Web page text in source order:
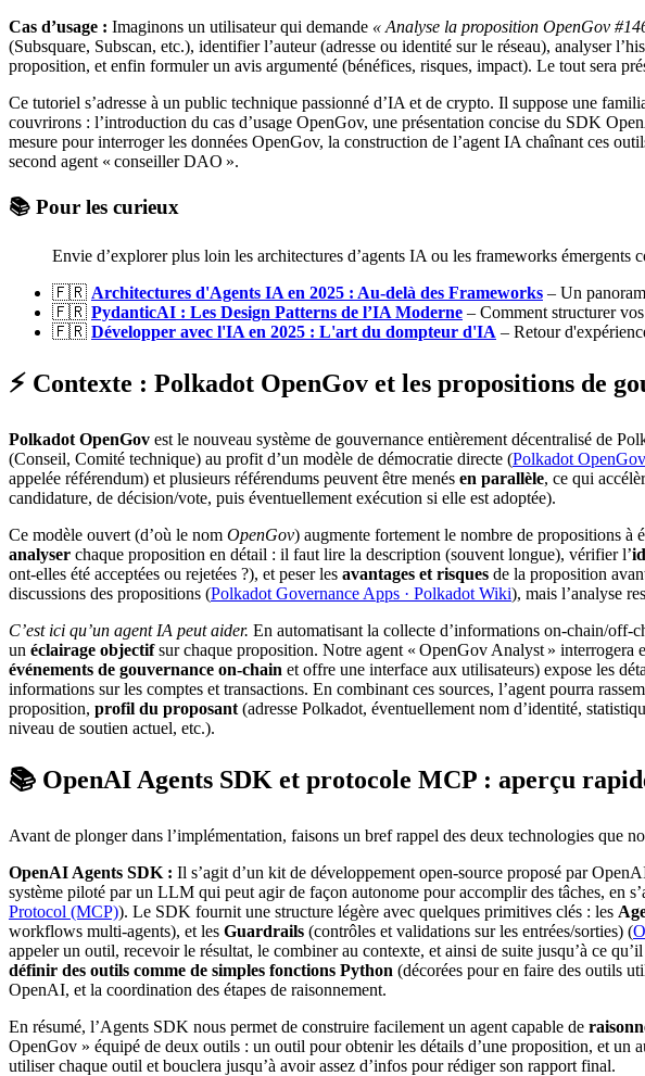
Cas d’usage : Imaginons un utilisateur qui demande « Analyse la proposition OpenGov
(Subsquare, Subscan, etc.), identifier l’auteur (adresse ou identité sur le réseau), analyser
proposition, et enfin formuler un avis argumenté (bénéfices, risques, impact). Le tout sera
Ce tutoriel s’adresse à un public technique passionné d’IA et de crypto. Il suppose une
couvrirons : l’introduction du cas d’usage OpenGov, une présentation concise du SDK
mesure pour interroger les données OpenGov, la construction de l’agent IA chaînant ces
second agent « conseiller DAO ».
📚 Pour les curieux
Envie d’explorer plus loin les architectures d’agents IA ou les frameworks
🇫🇷 Architectures d'Agents IA en 2025 : Au-delà des Frameworks – Un
🇫🇷 PydanticAI : Les Design Patterns de l’IA Moderne – Comment structurer
🇫🇷 Développer avec l'IA en 2025 : L'art du dompteur d'IA – Retour
⚡️ Contexte : Polkadot OpenGov et les propositions de
Polkadot OpenGov est le nouveau système de gouvernance entièrement décentralisé de
(Conseil, Comité technique) au profit d’un modèle de démocratie directe (Polkadot
appelée référendum) et plusieurs référendums peuvent être menés en parallèle, ce qui
candidature, de décision/vote, puis éventuellement exécution si elle est adoptée).
Ce modèle ouvert (d’où le nom OpenGov) augmente fortement le nombre de propositions
analyser chaque proposition en détail : il faut lire la description (souvent longue), vérifier l’
ont-elles été acceptées ou rejetées ?), et peser les avantages et risques de la proposition
discussions des propositions (Polkadot Governance Apps · Polkadot Wiki), mais l’analyse
C’est ici qu’un agent IA peut aider. En automatisant la collecte d’informations on-chain/off-
un éclairage objectifsur chaque proposition. Notre agent « OpenGov Analyst » interrogera
événements de gouvernance on-chain et offre une interface aux utilisateurs) expose les
informations sur les comptes et transactions. En combinant ces sources, l’agent pourra
proposition, profil du proposant (adresse Polkadot, éventuellement nom d’identité,
niveau de soutien actuel, etc.).
📚 OpenAI Agents SDK et protocole MCP : aperçu
Avant de plonger dans l’implémentation, faisons un bref rappel des deux technologies que
OpenAI Agents SDK : Il s’agit d’un kit de développement open-source proposé par
système piloté par un LLM qui peut agir de façon autonome pour accomplir des tâches, en
Protocol (MCP)). Le SDK fournit une structure légère avec quelques primitives clés : les
workflows multi-agents), et les Guardrails (contrôles et validations sur les entrées/sorties) (
appeler un outil, recevoir le résultat, le combiner au contexte, et ainsi de suite jusqu’à ce
définir des outils comme de simples fonctions Python (décorées pour en faire des outils
OpenAI, et la coordination des étapes de raisonnement.
En résumé, l’Agents SDK nous permet de construire facilement un agent capable de
OpenGov » équipé de deux outils : un outil pour obtenir les détails d’une proposition, et
utiliser chaque outil et bouclera jusqu’à avoir assez d’infos pour rédiger son rapport final.